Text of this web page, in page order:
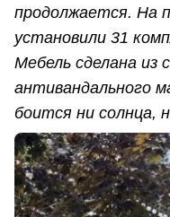
продолжается. На
установили 31
Мебель сделана из
антивандального
боится ни солнца,